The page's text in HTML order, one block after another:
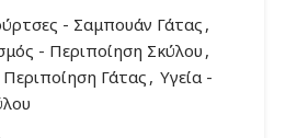
- Σαμπουάν Γάτας ,
- Περιποίηση Σκύλου ,
Περιποίηση Γάτας, Υγεία -